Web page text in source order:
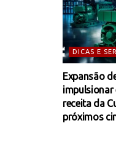
DICAS E
Expansão
impulsionar
receita da
próximos